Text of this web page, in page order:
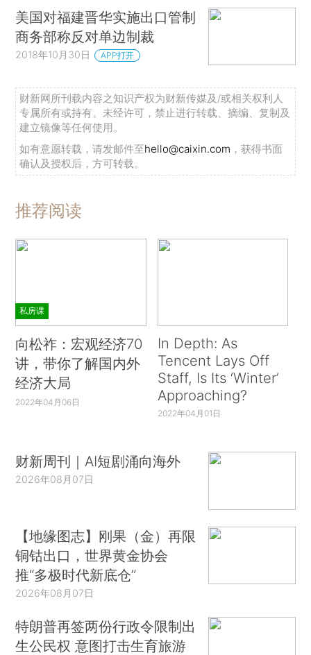
美国对福建晋华实施出口管制
商务部称反对单边制裁
2018年10月30日 APP打开
财新网所刊载内容之知识产权为财新传媒及/或相关权利人
专属所有或持有。未经许可，禁止进行转载、摘编、复制及
建立镜像等任何使用。
如有意愿转载，请发邮件至hello@caixin.com ，获得书面
确认及授权后，方可转载。
推荐阅读
私房课
向松祚：宏观经济70
讲，带你了解国内外
经济大局
2022年04月06日
In Depth: As
Tencent Lays Off
Staff, Is Its ‘Winter’
Approaching?
2022年04月01日
财新周刊｜AI短剧涌向海外
2026年08月07日
【地缘图志】刚果（金）再限
铜钴出口，世界黄金协会
推“多极时代新底仓”
2026年08月07日
特朗普再签两份行政令限制出
生公民权 意图打击生育旅游